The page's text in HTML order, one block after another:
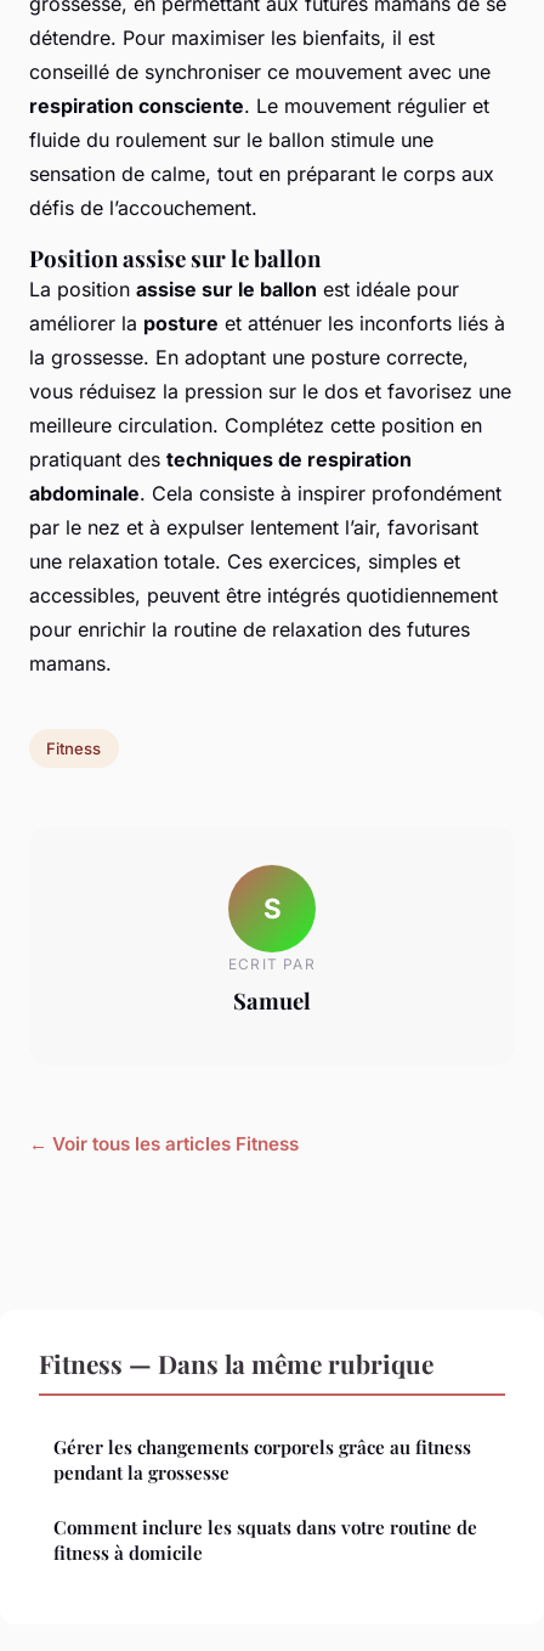
détendre. Pour maximiser les bienfaits, il est
conseillé de synchroniser ce mouvement avec une
respiration consciente. Le mouvement régulier et
fluide du roulement sur le ballon stimule une
sensation de calme, tout en préparant le corps aux
défis de l’accouchement.
Position assise sur le ballon
La position assise sur le ballon est idéale pour
améliorer la posture et atténuer les inconforts liés à
la grossesse. En adoptant une posture correcte,
vous réduisez la pression sur le dos et favorisez une
meilleure circulation. Complétez cette position en
pratiquant des techniques de respiration
abdominale. Cela consiste à inspirer profondément
par le nez et à expulser lentement l’air, favorisant
une relaxation totale. Ces exercices, simples et
accessibles, peuvent être intégrés quotidiennement
pour enrichir la routine de relaxation des futures
mamans.
Fitness
S
ECRIT PAR
Samuel
← Voir tous les articles Fitness
Fitness — Dans la même rubrique
Gérer les changements corporels grâce au fitness
pendant la grossesse
Comment inclure les squats dans votre routine de
fitness à domicile